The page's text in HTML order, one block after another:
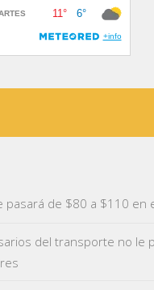
pasará de $80 a $110 en
del transporte no le